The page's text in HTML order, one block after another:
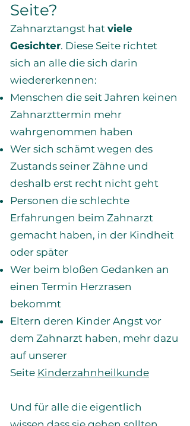
Seite?
Zahnarztangst hat viele
Gesichter. Diese Seite richtet
sich an alle die sich darin
wiedererkennen:
Menschen die seit Jahren keinen
Zahnarzttermin mehr
wahrgenommen haben
Wer sich schämt wegen des
Zustands seiner Zähne und
deshalb erst recht nicht geht
Personen die schlechte
Erfahrungen beim Zahnarzt
gemacht haben, in der Kindheit
oder später
Wer beim bloßen Gedanken an
einen Termin Herzrasen
bekommt
Eltern deren Kinder Angst vor
dem Zahnarzt haben, mehr dazu
auf unserer
Seite Kinderzahnheilkunde
Und für alle die eigentlich